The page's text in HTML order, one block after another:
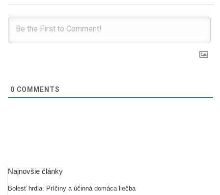
0 COMMENTS
Najnovšie články
Bolesť hrdla: Príčiny a účinná domáca liečba